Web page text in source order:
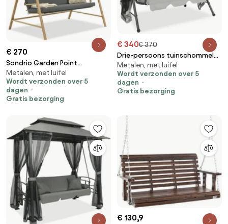
€ 270
Sondrio Garden Point
tuinschommel
Metalen, met luifel
Wordt verzonden over 5
dagen
Gratis bezorging
€ 340€ 370
Drie-persoons tuinschommel
Malaga Garden Point antraciet
Metalen, met luifel
Wordt verzonden over 5
dagen
Gratis bezorging
€ 130,9